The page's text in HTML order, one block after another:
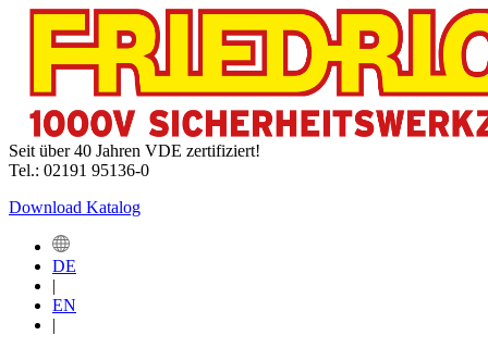
Seit über 40 Jahren VDE zertifiziert!
Tel.: 02191 95136-0
Download Katalog
DE
|
EN
|